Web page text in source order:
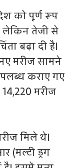
को पूर्ण रूप
लेकिन तेजी से
बढ़ा दी है।
मरीज सामने
कराए गए
मरीज
मिले थे।
ड्रग